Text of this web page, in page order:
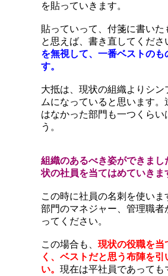
を貼っていきます。
貼っていって、付箋に書いた
と思えば、書き直してくださ
を無視して、一番ベストのも
す。
大抵は、現状の組織よりシン
ムになっていると思います。
はなかった部門も一つくらい
う。
組織のあるべき姿ができまし
状の社員を当てはめていきま
この時に社員の名刺を使いま
部門のマネジャー、管理職者
ってください。
この場合も、 現状の役職を当
く、ベストだと思う布陣を引
い。 現在は平社員であっても